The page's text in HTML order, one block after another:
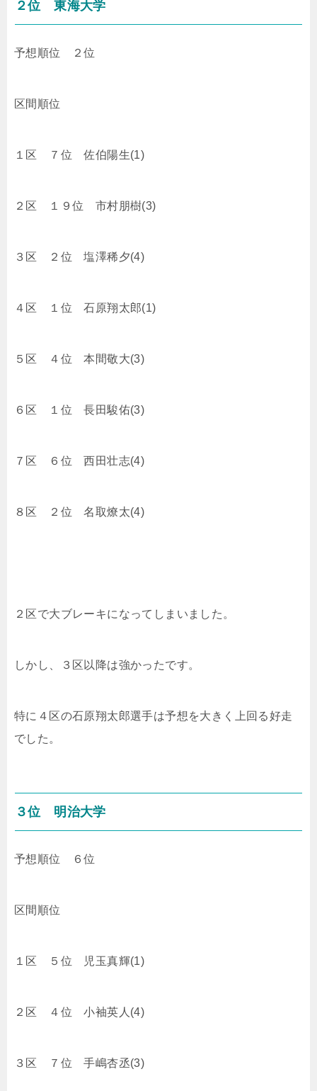
２位 東海大学
予想順位 ２位
区間順位
１区 ７位 佐伯陽生(1)
２区 １９位 市村朋樹(3)
３区 ２位 塩澤稀夕(4)
４区 １位 石原翔太郎(1)
５区 ４位 本間敬大(3)
６区 １位 長田駿佑(3)
７区 ６位 西田壮志(4)
８区 ２位 名取燎太(4)
２区で大ブレーキになってしまいました。
しかし、３区以降は強かったです。
特に４区の石原翔太郎選手は予想を大きく上回る好走
でした。
３位 明治大学
予想順位 ６位
区間順位
１区 ５位 児玉真輝(1)
２区 ４位 小袖英人(4)
３区 ７位 手嶋杏丞(3)